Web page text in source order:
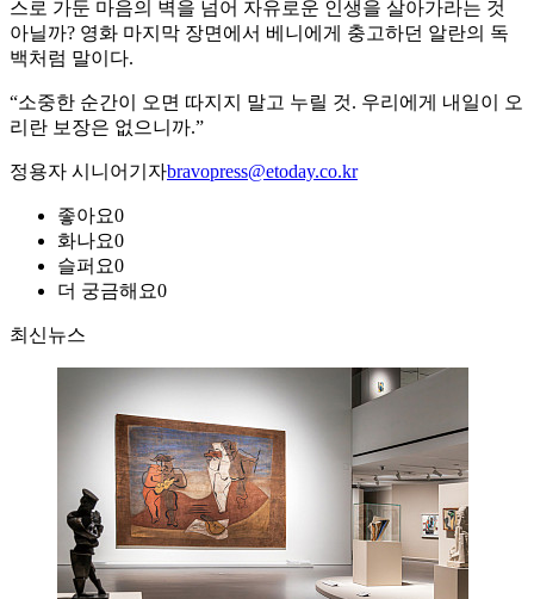
스로 가둔 마음의 벽을 넘어 자유로운 인생을 살아가라는 것
아닐까? 영화 마지막 장면에서 베니에게 충고하던 알란의 독
백처럼 말이다.
“소중한 순간이 오면 따지지 말고 누릴 것. 우리에게 내일이 오
리란 보장은 없으니까.”
정용자 시니어기자bravopress@etoday.co.kr
좋아요0
화나요0
슬퍼요0
더 궁금해요0
최신뉴스